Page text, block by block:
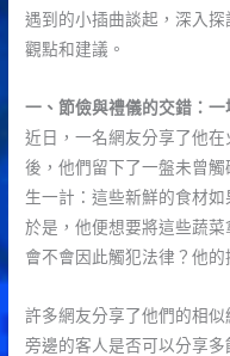
遇到的小插曲談起，深入
觀點和建議。
一、節儉與禮儀的交錯：
近日，一名網友分享了他
後，他們留下了一盤未曾
生一計：這些新鮮的食材
於是，他便想要將這些蔬
會不會因此觸犯法律？他
許多網友分享了他們的相
旁邊的客人是否可以分享